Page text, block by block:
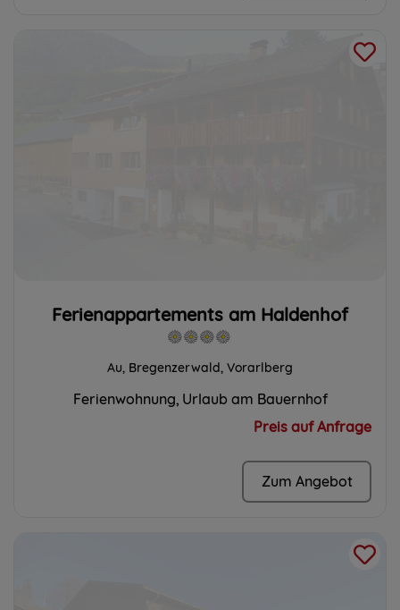
Ferienappartements am Haldenhof
Au, Bregenzerwald, Vorarlberg
Ferienwohnung Urlaub am Bauernhof
Preis auf Anfrage
Zum Angebot